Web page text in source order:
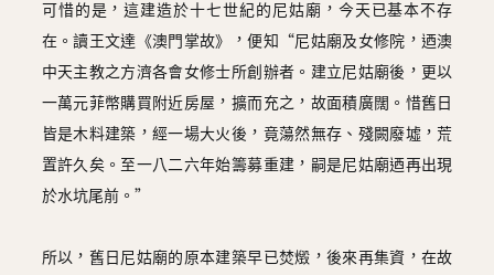
可惜的是，這建造於十七世紀的尼姑廟，今天已基本不存
在。讀王文達《澳門掌故》，便知“尼姑廟及女修院，迺澳
中天主教之方濟各會女修士所創辦者。建立尼姑廟後，更以
一萬元菲幣購買附近房屋，擴而充之，故面積廣闊。惜舊日
皆是木料建築，經一場大火後，竟蕩然無存、殘闕廢墟，荒
置許久矣。至一八二六年始籌募重建，嗣是尼姑廟迺再出現
於水坑尾前。”
所以，舊日尼姑廟的原本建築早已焚燬，後來再集資，在故